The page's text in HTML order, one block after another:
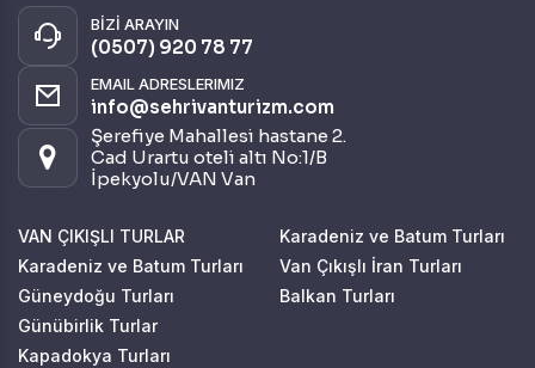
BİZİ ARAYIN
(0507) 920 78 77
EMAIL ADRESLERIMIZ
info@sehrivanturizm.com
Şerefiye Mahallesi hastane 2.
Cad Urartu oteli altı No:1/B
İpekyolu/VAN Van
VAN ÇIKIŞLI TURLAR
Karadeniz ve Batum Turları
Güneydoğu Turları
Günübirlik Turlar
Kapadokya Turları
Karadeniz ve Batum Turları
Van Çıkışlı İran Turları
Balkan Turları